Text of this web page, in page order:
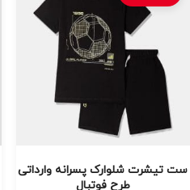
ست تیشرت شلوارک پسرانه وارداتی
طرح فوتبال